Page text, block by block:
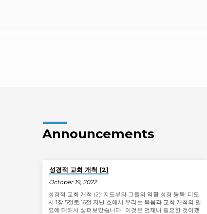
Announcements
성경적 교회 개척 (2)
October 19, 2022
성경적 교회 개척 (2): 지도부와 그들의 역활 성경 봉독: 디도
서 1장 5절로 16절 지난 호에서 우리는 복음과 교회 개척의 필
요에 대해서 살펴보았습니다. 이것은 언제나 필요한 것이겠